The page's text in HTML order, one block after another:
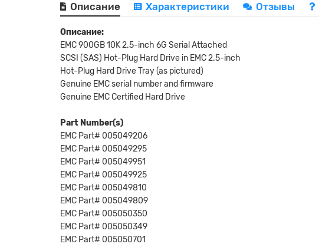
Описание Характеристики Отзывы
Описание:
EMC 900GB 10K 2.5-inch 6G Serial Attached
SCSI (SAS) Hot-Plug Hard Drive in EMC 2.5-inch
Hot-Plug Hard Drive Tray (as pictured)
Genuine EMC serial number and firmware
Genuine EMC Certified Hard Drive
Part Number(s)
EMC Part# 005049206
EMC Part# 005049295
EMC Part# 005049951
EMC Part# 005049925
EMC Part# 005049810
EMC Part# 005049809
EMC Part# 005050350
EMC Part# 005050349
EMC Part# 005050701